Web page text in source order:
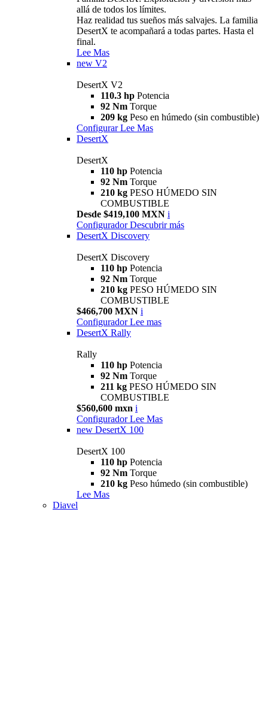
allá de todos los límites.
Haz realidad tus sueños más salvajes. La familia
DesertX te acompañará a todas partes. Hasta el
final.
Lee Mas
new V2
DesertX V2
110.3 hp Potencia
92 Nm Torque
209 kg Peso en húmedo (sin combustible)
Configurar Lee Mas
DesertX
DesertX
110 hp Potencia
92 Nm Torque
210 kg PESO HÚMEDO SIN
COMBUSTIBLE
Desde $419,100 MXN i
Configurador Descubrir más
DesertX Discovery
DesertX Discovery
110 hp Potencia
92 Nm Torque
210 kg PESO HÚMEDO SIN
COMBUSTIBLE
$466,700 MXN i
Configurador Lee mas
DesertX Rally
Rally
110 hp Potencia
92 Nm Torque
211 kg PESO HÚMEDO SIN
COMBUSTIBLE
$560,600 mxn i
Configurador Lee Mas
new DesertX 100
DesertX 100
110 hp Potencia
92 Nm Torque
210 kg Peso húmedo (sin combustible)
Lee Mas
Diavel